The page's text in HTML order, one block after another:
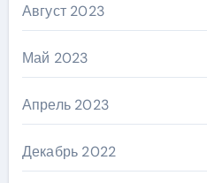
Август 2023
Май 2023
Апрель 2023
Декабрь 2022